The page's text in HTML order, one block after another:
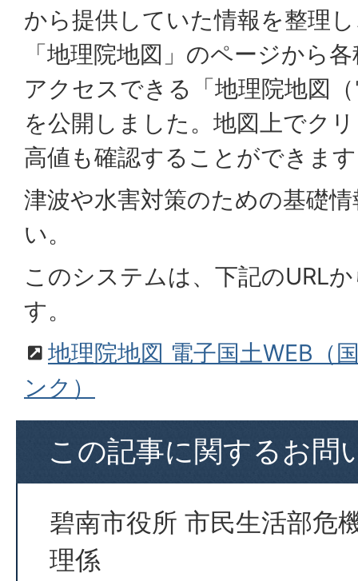
から提供していた情報を整理
「地理院地図」のページから
アクセスできる「地理院地図
を公開しました。地図上でク
高値も確認することができま
津波や水害対策のための基礎
い。
このシステムは、下記のURL
す。
地理院地図 電子国土WEB（
ンク）
この記事に関するお問
碧南市役所 市民生活部危
理係